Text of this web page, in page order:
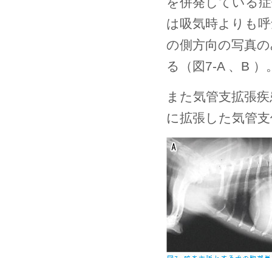
は吸気時よりも
の側方向の写真
る（図7-A 、B ）
また気管支拡張
に拡張した気管